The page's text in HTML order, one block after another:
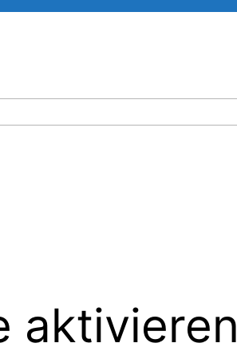
aktivieren